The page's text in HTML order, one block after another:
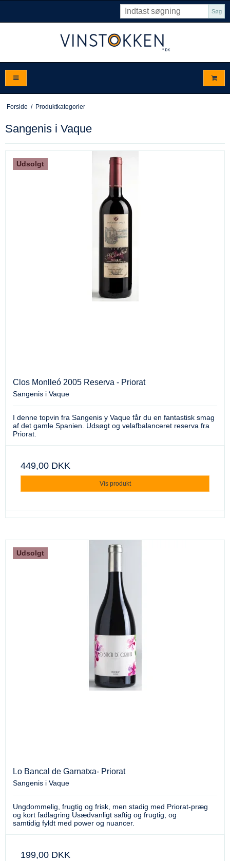
Søg
Forside / Produktkategorier
Sangenis i Vaque
Udsolgt
Clos Monlleó 2005 Reserva - Priorat
Sangenis i Vaque
I denne topvin fra Sangenis y Vaque får du en fantastisk smag
af det gamle Spanien. Udsøgt og velafbalanceret reserva fra
Priorat.
449,00 DKK
Vis produkt
Udsolgt
Lo Bancal de Garnatxa- Priorat
Sangenis i Vaque
Ungdommelig, frugtig og frisk, men stadig med Priorat-præg
og kort fadlagring Usædvanligt saftig og frugtig, og
samtidig fyldt med power og nuancer.
199,00 DKK